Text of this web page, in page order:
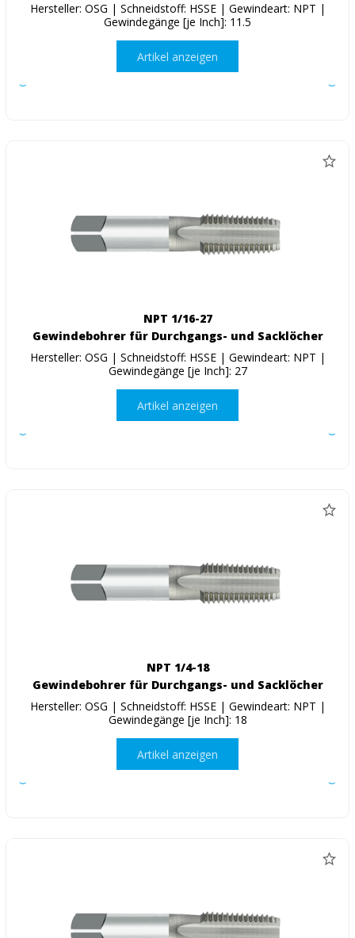
Hersteller: OSG | Schneidstoff: HSSE | Gewindeart: NPT |
Gewindegänge [je Inch]: 11.5
Artikel anzeigen
NPT 1/16-27
Gewindebohrer für Durchgangs- und Sacklöcher
Hersteller: OSG | Schneidstoff: HSSE | Gewindeart: NPT |
Gewindegänge [je Inch]: 27
Artikel anzeigen
NPT 1/4-18
Gewindebohrer für Durchgangs- und Sacklöcher
Hersteller: OSG | Schneidstoff: HSSE | Gewindeart: NPT |
Gewindegänge [je Inch]: 18
Artikel anzeigen